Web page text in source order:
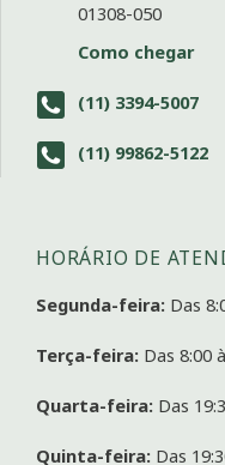
01308-050
Como chegar
(11) 3394-5007
(11) 99862-5122
HORÁRIO DE
Segunda-feira: Das
Terça-feira: Das 8:00
Quarta-feira: Das
Quinta-feira: Das